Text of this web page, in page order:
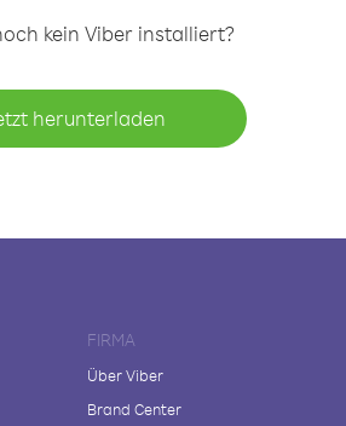
kein Viber installiert?
herunterladen
FIRMA
Über Viber
Brand Center